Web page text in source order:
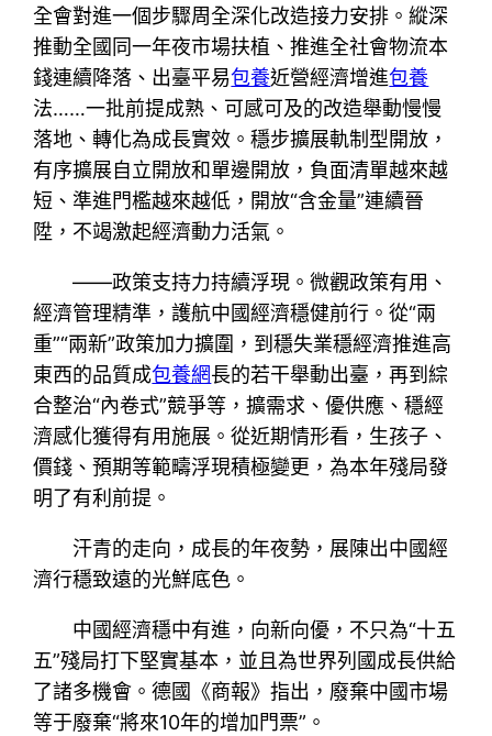
全會對進一個步驟周全深化改造接力安排。縱深
推動全國同一年夜市場扶植、推進全社會物流本
錢連續降落、出臺平易包養近營經濟增進包養
法……一批前提成熟、可感可及的改造舉動慢慢
落地、轉化為成長實效。穩步擴展軌制型開放，
有序擴展自立開放和單邊開放，負面清單越來越
短、準進門檻越來越低，開放“含金量”連續晉
陞，不竭激起經濟動力活氣。
——政策支持力持續浮現。微觀政策有用、
經濟管理精準，護航中國經濟穩健前行。從“兩
重”“兩新”政策加力擴圍，到穩失業穩經濟推進高
東西的品質成包養網長的若干舉動出臺，再到綜
合整治“內卷式”競爭等，擴需求、優供應、穩經
濟感化獲得有用施展。從近期情形看，生孩子、
價錢、預期等範疇浮現積極變更，為本年殘局發
明了有利前提。
汗青的走向，成長的年夜勢，展陳出中國經
濟行穩致遠的光鮮底色。
中國經濟穩中有進，向新向優，不只為“十五
五”殘局打下堅實基本，並且為世界列國成長供給
了諸多機會。德國《商報》指出，廢棄中國市場
等于廢棄“將來10年的增加門票”。